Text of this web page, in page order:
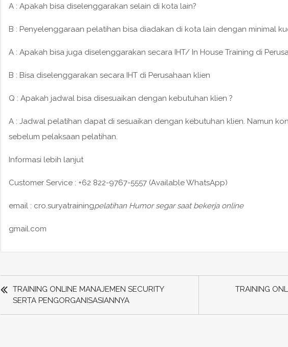
A : Apakah bisa diselenggarakan selain di kota lain?
B : Penyelenggaraan pelatihan bisa diadakan di kota lain dengan minimal
A : Apakah bisa juga diselenggarakan secara IHT/ In House Training di
B : Bisa diselenggarakan secara IHT di Perusahaan klien
Q : Apakah jadwal bisa disesuaikan dengan kebutuhan klien ?
A : Jadwal pelatihan dapat di sesuaikan dengan kebutuhan klien. Namun
sebelum pelaksaan pelatihan.
Informasi lebih lanjut
Customer Service : +62 822-9767-5557 (Available WhatsApp)
email : cro.suryatrainingpelatihan Humor segar saat bekerja online
gmail.com
POST
NAVIGATION
TRAINING ONLINE MANAJEMEN SECURITY
SERTA PENGORGANISASIANNYA
TRAINING